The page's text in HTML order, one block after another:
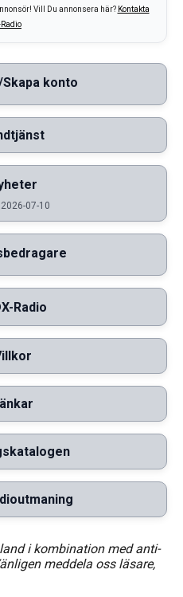
Vill Du annonsera här? Kontakta
Radio
konto
07-10
Radio
i kombination med anti-
meddela oss läsare,